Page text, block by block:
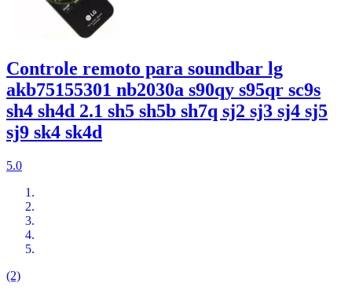
Controle remoto para soundbar lg
akb75155301 nb2030a s90qy s95qr sc9s
sh4 sh4d 2.1 sh5 sh5b sh7q sj2 sj3 sj4 sj5
sj9 sk4 sk4d
5.0
(2)